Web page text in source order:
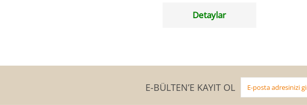
Detaylar
E-BÜLTEN’E KAYIT OL